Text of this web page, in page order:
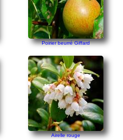
Poirier beurré Giffard
Airelle rouge